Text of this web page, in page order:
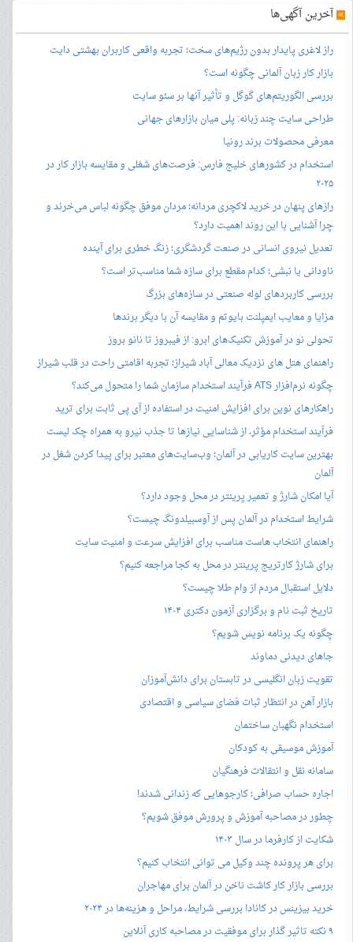
»آخرین آگهی‌ها
راز لاغری پایدار بدون رژیم‌های سخت؛ تجربه واقعی کاربران بهشتی دایت
بازار کار زبان آلمانی چگونه است؟
بررسی الگوریتم‌های گوگل و تأثیر آنها بر سئو سایت
طراحی سایت چند زبانه: پلی میان بازارهای جهانی
معرفی محصولات برند رونیا
استخدام در کشورهای خلیج فارس: فرصت‌های شغلی و مقایسه بازار کار در
۲۰۲۵
رازهای پنهان در خرید لاکچری مردانه؛ مردان موفق چگونه لباس می‌خرند و
چرا آشنایی با این روند اهمیت دارد؟
تعدیل نیروی انسانی در صنعت گردشگری؛ زنگ خطری برای آینده
ناودانی یا نبشی؛ کدام مقطع برای سازه شما مناسب‌تر است؟
بررسی کاربردهای لوله صنعتی در سازه‌های بزرگ
مزایا و معایب ایمپلنت بایوتم و مقایسه آن با دیگر برندها
تحولی نو در آموزش تکنیک‌های ابرو: از فیبروز تا نانو بروز
راهنمای هتل های نزدیک معالی آباد شیراز؛ تجربه اقامتی راحت در قلب شیراز
چگونه نرم‌افزار ATS فرآیند استخدام سازمان شما را متحول می‌کند؟
راهکارهای نوین برای افزایش امنیت در استفاده از آی پی ثابت برای ترید
فرآیند استخدام مؤثر، از شناسایی نیازها تا جذب نیرو به همراه چک لیست
بهترین سایت کاریابی در آلمان؛ وب‌سایت‌های معتبر برای پیدا کردن شغل در
آلمان
آیا امکان شارژ و تعمیر پرینتر در محل وجود دارد؟
شرایط استخدام در آلمان پس از آوسبیلدونگ چیست؟
راهنمای انتخاب هاست مناسب برای افزایش سرعت و امنیت سایت
برای شارژ کارتریج پرینتر در محل به کجا مراجعه کنیم؟
دلایل استقبال مردم از وام طلا چیست؟
تاریخ ثبت نام و برگزاری آزمون دکتری ۱۴۰۴
چگونه یک برنامه نویس شویم؟
جاهای دیدنی دماوند
تقویت زبان انگلیسی در تابستان برای دانش‌آموزان
بازار آهن در انتظار ثبات فضای سیاسی و اقتصادی
استخدام نگهبان ساختمان
آموزش موسیقی به کودکان
سامانه نقل و انتقالات فرهنگیان
اجاره حساب صرافی؛ کارجوهایی که زندانی شدند!
چطور در مصاحبه‌ آموزش و پرورش موفق شویم؟
شکایت از کارفرما در سال ۱۴۰۳
برای هر پرونده چند وکیل می توانی انتخاب کنیم؟
بررسی بازار کار کاشت ناخن در آلمان برای مهاجران
خرید بیزینس در کانادا بررسی شرایط، مراحل و هزینه‌ها در ۲۰۲۴
۹ نکته تاثیر گذار برای موفقیت در مصاحبه کاری آنلاین